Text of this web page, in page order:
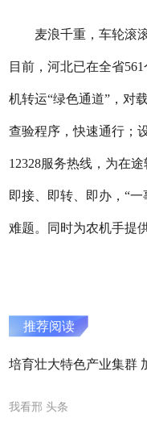
麦浪千重，车轮滚滚
目前，河北已在全省
机转运“绿色通道”，对
查验程序，快速通行；
12328服务热线，为在
即接、即转、即办，“
难题。同时为农机手提
推荐阅读
我看邢 头条